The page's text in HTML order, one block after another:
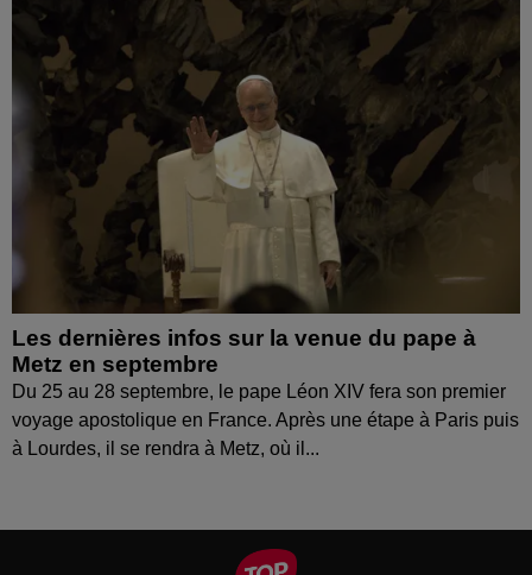
Les dernières infos sur la venue du pape à
Metz en septembre
Du 25 au 28 septembre, le pape Léon XIV fera son premier
voyage apostolique en France. Après une étape à Paris puis
à Lourdes, il se rendra à Metz, où il...